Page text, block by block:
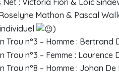
Mathon & Pascal
)
Trou n°3 – Homme : Bertrand
Trou n°3 – Femme : Laurence
Trou n°8 – Homme : Johan